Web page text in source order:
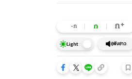
-ก ก ก+
Light ฟังข่าว